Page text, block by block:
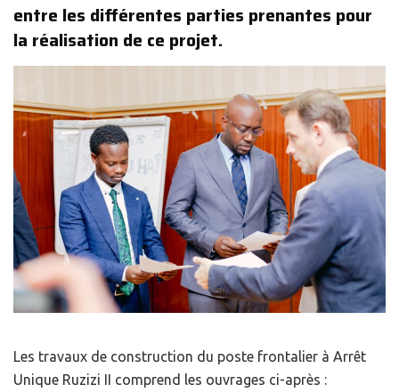
entre les différentes parties prenantes pour
la réalisation de ce projet.
Les travaux de construction du poste frontalier à Arrêt
Unique Ruzizi II comprend les ouvrages ci-après :